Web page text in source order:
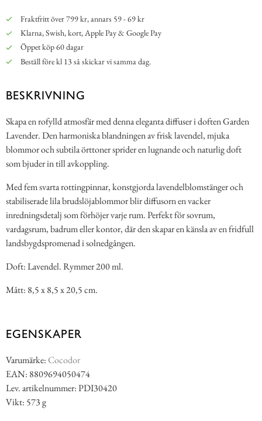
Fraktfritt över 799 kr, annars 59 - 69 kr
Klarna, Swish, kort, Apple Pay & Google Pay
Öppet köp 60 dagar
Beställ före kl 13 så skickar vi samma dag.
BESKRIVNING
Skapa en rofylld atmosfär med denna eleganta diffuser i doften Garden
Lavender. Den harmoniska blandningen av frisk lavendel, mjuka
blommor och subtila örttoner sprider en lugnande och naturlig doft
som bjuder in till avkoppling.
Med fem svarta rottingpinnar, konstgjorda lavendelblomstänger och
stabiliserade lila brudslöjablommor blir diffusorn en vacker
inredningsdetalj som förhöjer varje rum. Perfekt för sovrum,
vardagsrum, badrum eller kontor, där den skapar en känsla av en fridfull
landsbygdspromenad i solnedgången.
Doft: Lavendel. Rymmer 200 ml.
Mått: 8,5 x 8,5 x 20,5 cm.
EGENSKAPER
Varumärke:Cocodor
EAN: 8809694050474
Lev. artikelnummer: PDI30420
Vikt: 573 g